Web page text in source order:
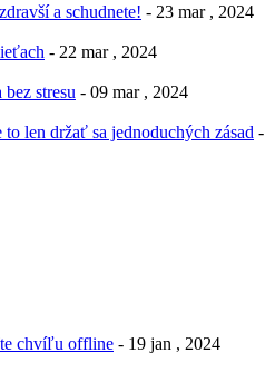
a schudnete! - 23 mar , 2024
- 22 mar , 2024
stresu - 09 mar , 2024
len držať sa jednoduchých zásad -
chvíľu offline - 19 jan , 2024